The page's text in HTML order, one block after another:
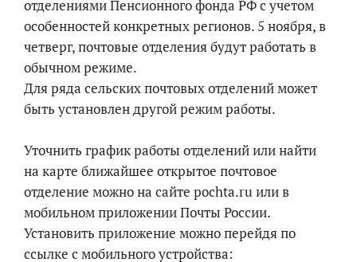
отделениями Пенсионного фонда РФ с учетом
особенностей конкретных регионов. 5 ноября, в
четверг, почтовые отделения будут работать в
обычном режиме.
Для ряда сельских почтовых отделений может
быть установлен другой режим работы.
Уточнить график работы отделений или найти
на карте ближайшее открытое почтовое
отделение можно на сайте pochta.ru или в
мобильном приложении Почты России.
Установить приложение можно перейдя по
ссылке с мобильного устройства: